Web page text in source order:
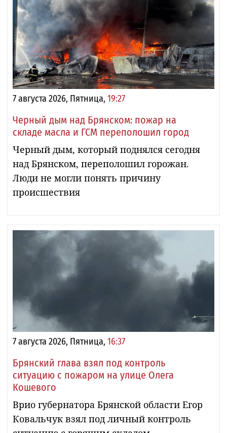
7 августа 2026, Пятница, 19:27
Черный дым над Брянском: пожар на
складе масла и ГСМ переполошил город
Черный дым, который поднялся сегодня
над Брянском, переполошил горожан.
Люди не могли понять причину
происшествия
7 августа 2026, Пятница, 16:37
Брянский глава взял под контроль
ситуацию с пожаром на улице Олега
Кошевого
Врио губернатора Брянской области Егор
Ковальчук взял под личный контроль